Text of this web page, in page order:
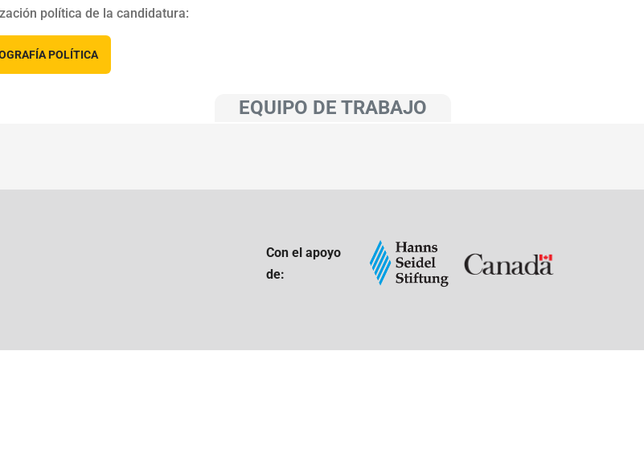
política de la candidatura:
POLÍTICA
EQUIPO DE TRABAJO
Con el apoyo
de: